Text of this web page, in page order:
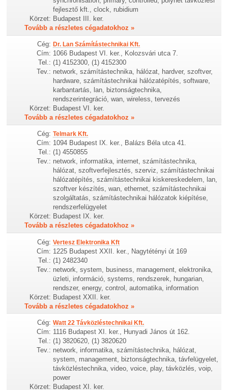
fejlesztő kft., clock, rubidium
Körzet: Budapest III. ker.
Tovább a részletes cégadatokhoz »
Cég: Dr. Lan Számítástechnikai Kft.
Cím: 1066 Budapest VI. ker., Kolozsvári utca 7.
Tel.: (1) 4152300, (1) 4152300
Tev.: network, számítástechnika, hálózat, hardver, szoftver,
hardware, számítástechnikai hálózatépítés, software,
karbantartás, lan, biztonságtechnika,
rendszerintegráció, wan, wireless, tervezés
Körzet: Budapest VI. ker.
Tovább a részletes cégadatokhoz »
Cég: Telmark Kft.
Cím: 1094 Budapest IX. ker., Balázs Béla utca 41.
Tel.: (1) 4550855
Tev.: network, informatika, internet, számítástechnika,
hálózat, szoftverfejlesztés, szerviz, számítástechnikai
hálózatépítés, számítástechnikai kiskereskedelem, lan,
szoftver készítés, wan, ethernet, számítástechnikai
szolgáltatás, számítástechnikai hálózatok kiépítése,
rendszerfelügyelet
Körzet: Budapest IX. ker.
Tovább a részletes cégadatokhoz »
Cég: Vertesz Elektronika Kft
Cím: 1225 Budapest XXII. ker., Nagytétényi út 169
Tel.: (1) 2482340
Tev.: network, system, business, management, elektronika,
üzleti, információ, systems, rendszerek, hungarian,
rendszer, energy, control, automatika, information
Körzet: Budapest XXII. ker.
Tovább a részletes cégadatokhoz »
Cég: Watt 22 Távközléstechnikai Kft.
Cím: 1116 Budapest XI. ker., Hunyadi János út 162.
Tel.: (1) 3820620, (1) 3820620
Tev.: network, informatika, számítástechnika, hálózat,
system, management, biztonságtechnika, távfelügyelet,
távközléstechnika, video, voice, play, távközlés, voip,
power
Körzet: Budapest XI. ker.